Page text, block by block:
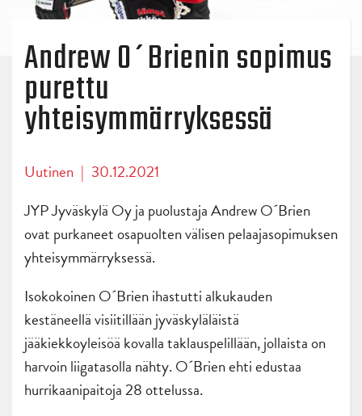
Andrew O´Brienin sopimus
purettu
yhteisymmärryksessä
Uutinen | 30.12.2021
JYP Jyväskylä Oy ja puolustaja Andrew O´Brien
ovat purkaneet osapuolten välisen pelaajasopimuksen
yhteisymmärryksessä.
Isokokoinen O´Brien ihastutti alkukauden
kestäneellä visiitillään jyväskyläläistä
jääkiekkoyleisöä kovalla taklauspelillään, jollaista on
harvoin liigatasolla nähty. O´Brien ehti edustaa
hurrikaanipaitoja 28 ottelussa.